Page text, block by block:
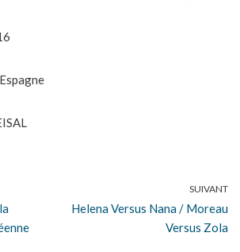
SUIVANT
Helena Versus Nana / Moreau
Versus Zola